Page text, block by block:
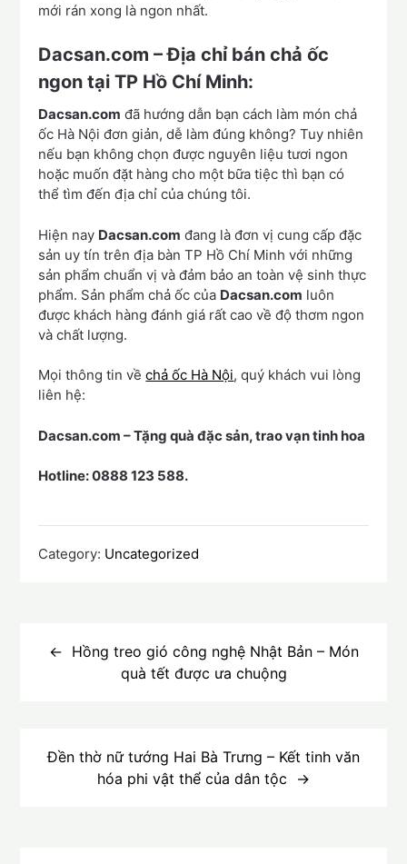
mới rán xong là ngon nhất.
Dacsan.com – Địa chỉ bán chả ốc
ngon tại TP Hồ Chí Minh:
Dacsan.com đã hướng dẫn bạn cách làm món chả
ốc Hà Nội đơn giản, dễ làm đúng không? Tuy nhiên
nếu bạn không chọn được nguyên liệu tươi ngon
hoặc muốn đặt hàng cho một bữa tiệc thì bạn có
thể tìm đến địa chỉ của chúng tôi.
Hiện nay Dacsan.com đang là đơn vị cung cấp đặc
sản uy tín trên địa bàn TP Hồ Chí Minh với những
sản phẩm chuẩn vị và đảm bảo an toàn vệ sinh thực
phẩm. Sản phẩm chả ốc của Dacsan.com luôn
được khách hàng đánh giá rất cao về độ thơm ngon
và chất lượng.
Mọi thông tin vềchả ốc Hà Nội, quý khách vui lòng
liên hệ:
Dacsan.com – Tặng quà đặc sản, trao vạn tinh hoa
Hotline: 0888 123 588.
Category: Uncategorized
hướngHồng treo gió công nghệ Nhật Bản – Món
quà tết được ưa chuộng
Đền thờ nữ tướng Hai Bà Trưng – Kết tinh văn
hóa phi vật thể của dân tộc